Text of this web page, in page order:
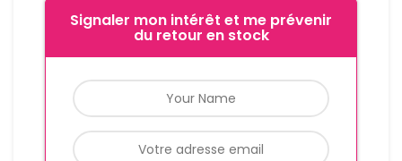
Signaler mon intérêt et me prévenir
du retour en stock